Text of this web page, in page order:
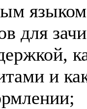
для
и